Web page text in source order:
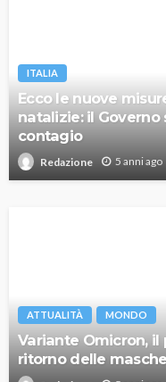
ITALIA
Ecco le nuove
natalizie: il
contagio
Redazione 5 anni ago
ATTUALITÀ MONDO
Variante Omicron, il
ritorno delle